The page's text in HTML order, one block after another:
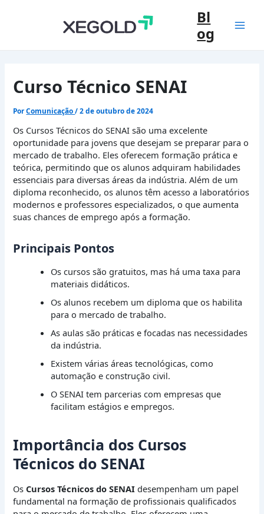
Bl
og
Curso Técnico SENAI
PorComunicação/2 de outubro de 2024
Os Cursos Técnicos do SENAI são uma excelente
oportunidade para jovens que desejam se preparar para o
mercado de trabalho. Eles oferecem formação prática e
teórica, permitindo que os alunos adquiram habilidades
essenciais para diversas áreas da indústria. Além de um
diploma reconhecido, os alunos têm acesso a laboratórios
modernos e professores especializados, o que aumenta
suas chances de emprego após a formação.
Principais Pontos
Os cursos são gratuitos, mas há uma taxa para
materiais didáticos.
Os alunos recebem um diploma que os habilita
para o mercado de trabalho.
As aulas são práticas e focadas nas necessidades
da indústria.
Existem várias áreas tecnológicas, como
automação e construção civil.
O SENAI tem parcerias com empresas que
facilitam estágios e empregos.
Importância dos Cursos
Técnicos do SENAI
OsCursos Técnicos do SENAI desempenham um papel
fundamental na formação de profissionais qualificados